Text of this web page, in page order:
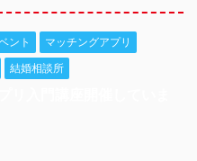
ント
マッチングアプリ
結婚相談所